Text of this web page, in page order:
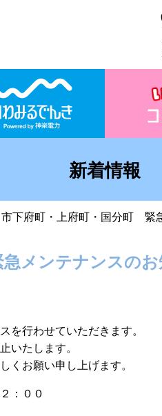
新着情報
下府町・上府町・国分町 緊
メンテナンスのお
を行わせていただきます。
いたします。
くお願い申し上げます。
：００